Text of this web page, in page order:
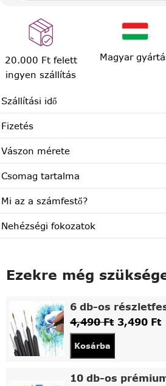
20.000 Ft felett
ingyen szállítás
Magyar
Szállítási idő
Fizetés
Vászon mérete
Csomag tartalma
Mi az a számfestő?
Nehézségi fokozatok
Ezekre még
6 db-os
4,490Ft 3,490 Ft
Kosárba
10 db-os